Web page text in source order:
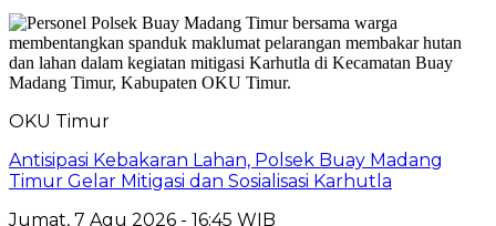
OKU Timur
Antisipasi Kebakaran Lahan, Polsek Buay Madang
Timur Gelar Mitigasi dan Sosialisasi Karhutla
Jumat, 7 Agu 2026 - 16:45 WIB